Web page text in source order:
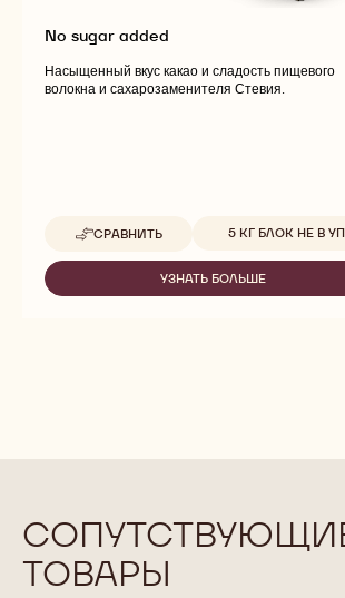
No sugar added
Насыщенный вкус какао и сладость пищевого
волокна и сахарозаменителя Стевия.
СРАВНИТЬ
-
NO
SUGAR
ADDED
Доступные размеры
5 КГ БЛОК НЕ В
УЗНАТЬ БОЛЬШЕ
-
ТОВАРЫ